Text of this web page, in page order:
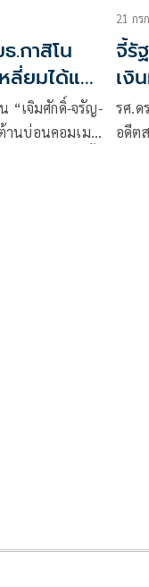
.กาสิโน
ลี่ยมได้แค่
“เจิมศักดิ์-จรัญ-
านบ่อนคอมเมน
21 กร
จี้รั
เงิ
รศ.ด
อดีต